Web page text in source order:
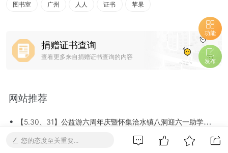
图书室 广州 人人 证书 苹果
捐赠证书查询
查看更多来自捐赠证书查询的内容
网站推荐
•
【5.30、31】公益游六周年庆暨怀集洽水镇八洞迎六一助学活动招募志愿者！[怀集]
• 2015.5.14驿站清点分享
您的态度至关重要...
功能
发布